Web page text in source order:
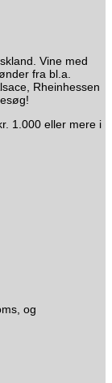
Vine med
fra bl.a.
Rheinhessen
1.000 eller mere i
og